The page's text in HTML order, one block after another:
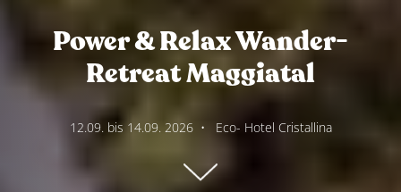
Power & Relax Wander-
Retreat Maggiatal
12.09. bis 14.09. 2026 • Eco- Hotel Cristallina